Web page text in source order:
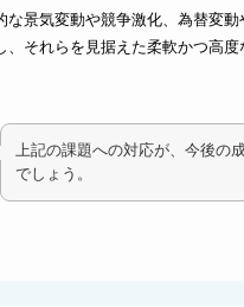
な景気変動や競争激化、為替変
、それらを見据えた柔軟かつ高
上記の課題への対応が、今後の
でしょう。